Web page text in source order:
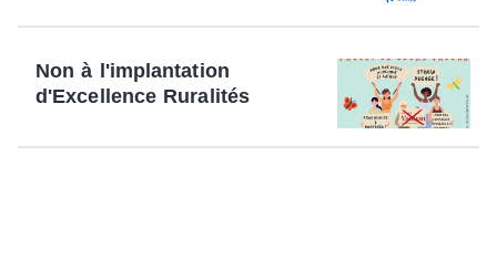
Non à l'implantation
d'Excellence Ruralités